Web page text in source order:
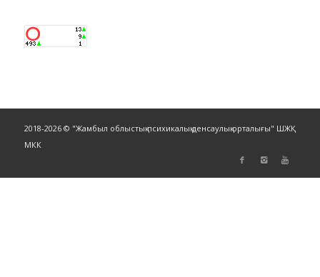
2018-2026 © "Жамбыл облыстық психикалық денсаулық орталығы" ШЖҚ
МКК